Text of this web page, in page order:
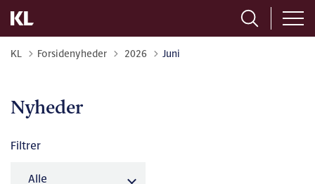
KL Forsidenyheder Tilbage til
2026 Juni
Nyheder
Filtrer